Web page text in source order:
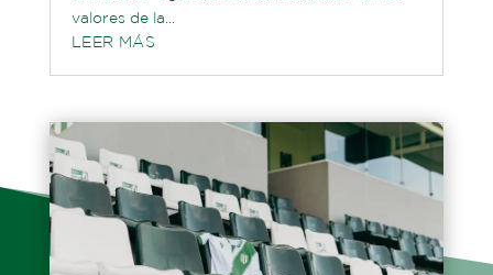
valores de la...
LEER MÁS